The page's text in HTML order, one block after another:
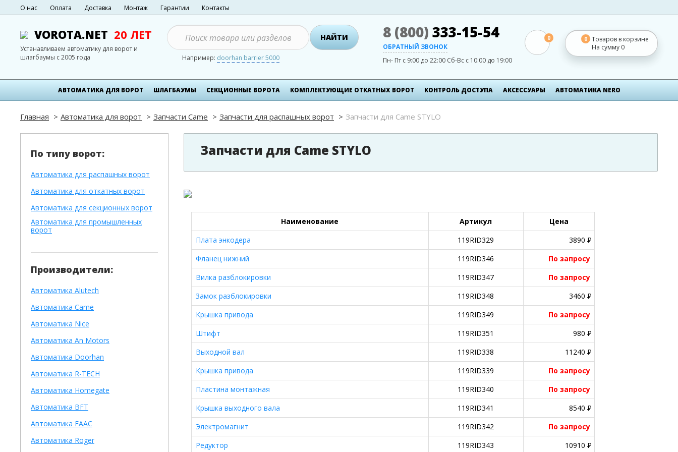
О нас Оплата Доставка Монтаж Гарантии Контакты
VOROTA.NET 20 ЛЕТ
Устанавливаем автоматику для ворот и
шлагбаумы с 2005 года
НАЙТИ
Например: doorhan barrier 5000
8 (800) 333-15-54
ОБРАТНЫЙ ЗВОНОК
Пн- Пт с 9:00 до 22:00 Сб-Вс с 10:00 до 19:00
0 0
Товаров в корзине
На сумму 0
АВТОМАТИКА ДЛЯ ВОРОТ ШЛАГБАУМЫ СЕКЦИОННЫЕ ВОРОТА КОМПЛЕКТУЮЩИЕ ОТКАТНЫХ ВОРОТ КОНТРОЛЬ ДОСТУПА АКСЕСCУАРЫ АВТОМАТИКА NERO
Главная Автоматика для ворот Запчасти Came Запчасти для распашных ворот Запчасти для Came STYLO
По типу ворот:
Автоматика для распашных ворот
Автоматика для откатных ворот
Автоматика для секционных ворот
Автоматика для промышленных
ворот
Производители:
Автоматика Alutech
Автоматика Сame
Автоматика Nice
Автоматика An Motors
Автоматика Doorhan
Автоматика R-TECH
Автоматика Homegate
Автоматика BFT
Автоматика FAAC
Автоматика Roger
Запчасти для Came STYLO
Наименование Артикул
Цена
Плата энкодера
119RID329 3890 P
Фланец нижний
119RID346
По запросу
Вилка разблокировки
119RID347
По запросу
Замок разблокировки
119RID348 3460 P
Крышка привода
119RID349
По запросу
Штифт
119RID351 980 P
Выходной вал
119RID338 11240 P
Крышка привода
119RID339
По запросу
Пластина монтажная
119RID340
По запросу
Крышка выходного вала
119RID341 8540 P
Электромагнит
119RID342
По запросу
Редуктор
119RID343 10910 P